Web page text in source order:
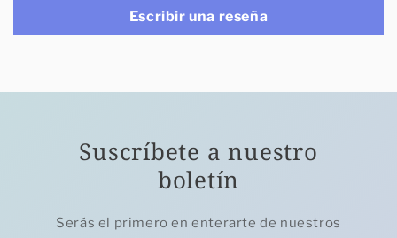
Escribir una reseña
Suscríbete a nuestro
boletín
Serás el primero en enterarte de nuestros